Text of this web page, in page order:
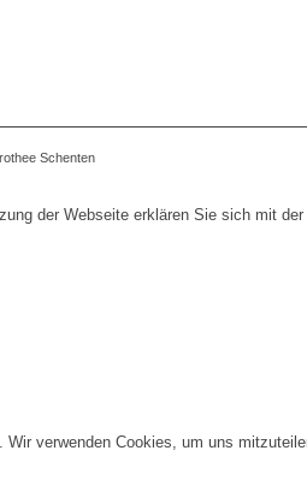
Schenten
der Webseite erklären Sie sich mit
verwenden Cookies, um uns